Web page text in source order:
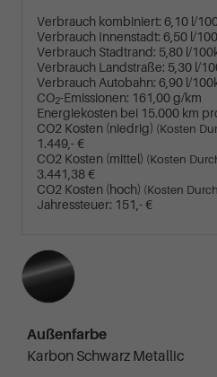
Verbrauch kombiniert: 6,10 l/
Verbrauch Innenstadt: 6,50 l/
Verbrauch Stadtrand: 5,80 l/
Verbrauch Landstraße: 5,30 l/
Verbrauch Autobahn: 6,90 l/
CO2-Emissionen: 161,00 g/km
Energiekosten bei 15.000 km
CO2 Kosten (niedrig) (Kosten
1.449,- €
CO2 Kosten (mittel) (Kosten
3.441,38 €
CO2 Kosten (hoch) (Kosten
Jahressteuer: 151,- €
Außenfarbe
Karbon Schwarz Metallic